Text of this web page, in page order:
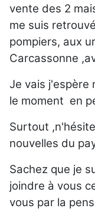
vente des 2
me suis
pompiers, aux
Carcassonne
Je vais j'espère
le moment en
Surtout
nouvelles du
Sachez que je
joindre à vous
vous par la